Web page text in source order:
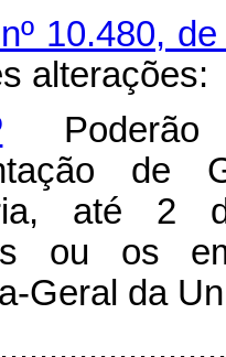
10.480,
alterações:
Poderão
de
até 2
ou os
Geral da